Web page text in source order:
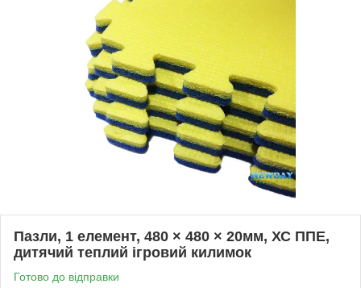
Пазли, 1 елемент, 480 × 480 × 20мм, ХС ППЕ,
дитячий теплий ігровий килимок
Готово до відправки